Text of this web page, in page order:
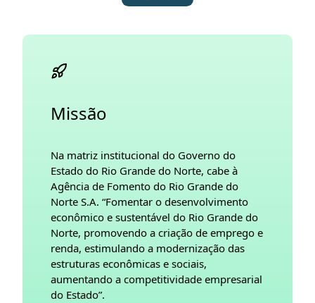
Missão
Na matriz institucional do Governo do
Estado do Rio Grande do Norte, cabe à
Agência de Fomento do Rio Grande do
Norte S.A. “Fomentar o desenvolvimento
econômico e sustentável do Rio Grande do
Norte, promovendo a criação de emprego e
renda, estimulando a modernização das
estruturas econômicas e sociais,
aumentando a competitividade empresarial
do Estado”.